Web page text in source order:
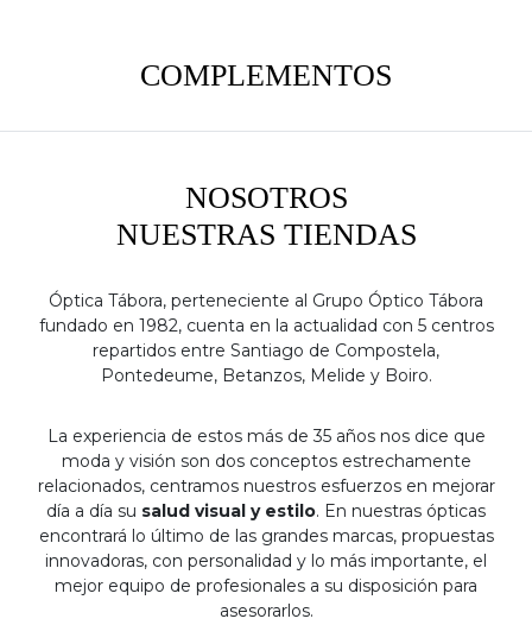
COMPLEMENTOS
NOSOTROS
NUESTRAS TIENDAS
Óptica Tábora, perteneciente al Grupo Óptico Tábora
fundado en 1982, cuenta en la actualidad con 5 centros
repartidos entre Santiago de Compostela,
Pontedeume, Betanzos, Melide y Boiro.
La experiencia de estos más de 35 años nos dice que
moda y visión son dos conceptos estrechamente
relacionados, centramos nuestros esfuerzos en mejorar
día a día su salud visual y estilo. En nuestras ópticas
encontrará lo último de las grandes marcas, propuestas
innovadoras, con personalidad y lo más importante, el
mejor equipo de profesionales a su disposición para
asesorarlos.